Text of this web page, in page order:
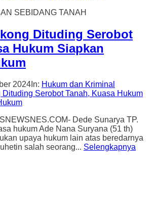
SEBIDANG TANAH
Dituding Serobot
Hukum Siapkan
2024 In: Hukum dan Kriminal
Dede Sunarya TP.
hukum Ade Nana Suryana (51 th)
upaya hukum lain atas beredarnya
salah seorang... Selengkapnya